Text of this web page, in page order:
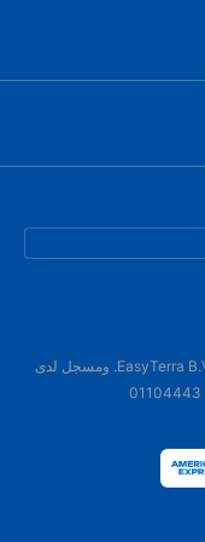
هذا الموقع الإلكتروني مملوك ومدار من قبل شركة EasyTerra B.V. ومسجل لدى